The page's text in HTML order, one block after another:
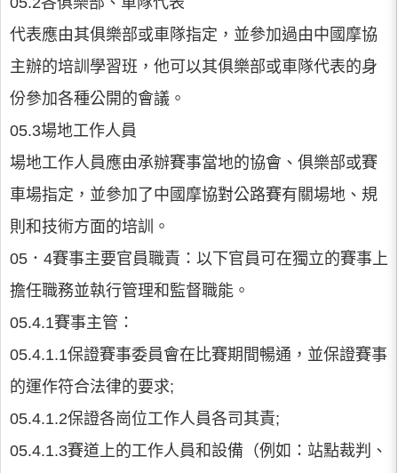
代表應由其俱樂部或車隊指定，並參加過由中國摩協
主辦的培訓學習班，他可以其俱樂部或車隊代表的身
份參加各種公開的會議。
05.3場地工作人員
場地工作人員應由承辦賽事當地的協會、俱樂部或賽
車場指定，並參加了中國摩協對公路賽有關場地、規
則和技術方面的培訓。
05．4賽事主要官員職責：以下官員可在獨立的賽事上
擔任職務並執行管理和監督職能。
05.4.1賽事主管：
05.4.1.1保證賽事委員會在比賽期間暢通，並保證賽事
的運作符合法律的要求;
05.4.1.2保證各崗位工作人員各司其責;
05.4.1.3賽道上的工作人員和設備（例如：站點裁判、